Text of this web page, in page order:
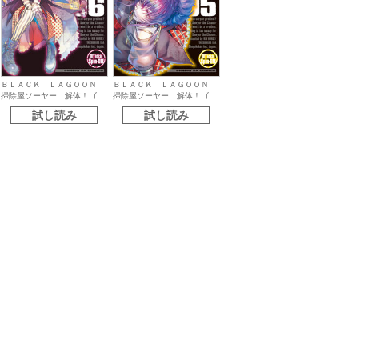
ＢＬＡＣＫ ＬＡＧＯＯＮ
掃除屋ソーヤー 解体！ゴ...
試し読み
ＢＬＡＣＫ ＬＡＧＯＯＮ
掃除屋ソーヤー 解体！ゴ...
試し読み